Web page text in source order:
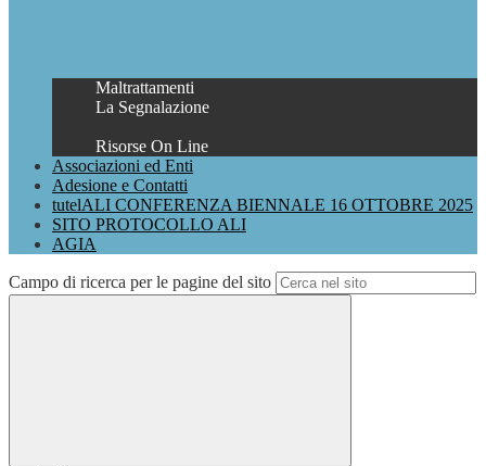
Maltrattamenti
La Segnalazione
Risorse On Line
Associazioni ed Enti
Adesione e Contatti
tutelALI CONFERENZA BIENNALE 16 OTTOBRE 2025
SITO PROTOCOLLO ALI
AGIA
Campo di ricerca per le pagine del sito